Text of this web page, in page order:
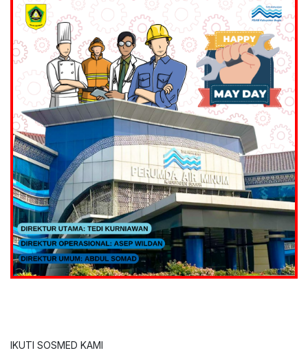
IKUTI SOSMED KAMI